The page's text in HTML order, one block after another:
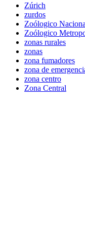
Zúrich
zurdos
Zoólogico
Zoólogico
zonas rurales
zonas
zona fumadores
zona de
zona centro
Zona Central